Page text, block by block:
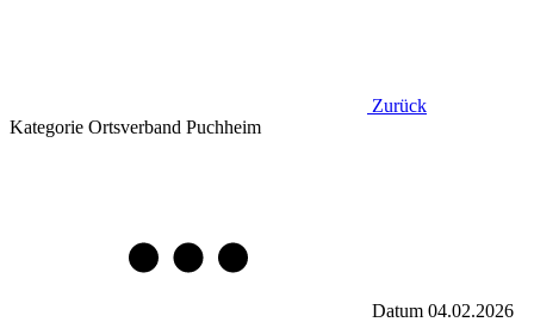
Zurück
Kategorie Ortsverband Puchheim
Datum 04.02.2026